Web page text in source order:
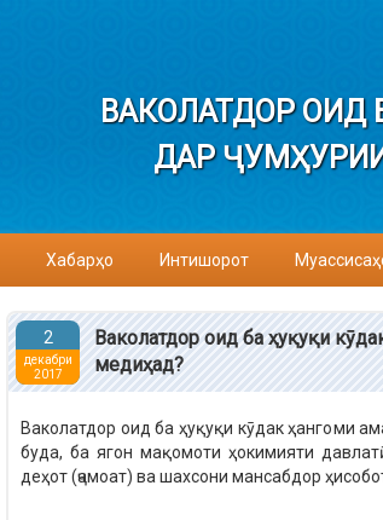
ВАКОЛАТДОР ОИД
ДАР
Хабарҳо Интишорот
2
декабри
2017
Ваколатдор оид ба ҳуқуқи
медиҳад?
Ваколатдор оид ба ҳуқуқи кӯдак ҳангоми
буда, ба ягон мақомоти ҳокимияти
деҳот (ҷамоат) ва шахсони мансабдор